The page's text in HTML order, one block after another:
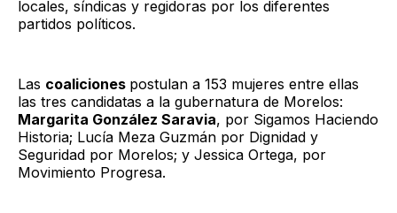
locales, síndicas y regidoras por los diferentes
partidos políticos.
Las coaliciones postulan a 153 mujeres entre ellas
las tres candidatas a la gubernatura de Morelos:
Margarita González Saravia, por Sigamos Haciendo
Historia; Lucía Meza Guzmán por Dignidad y
Seguridad por Morelos; y Jessica Ortega, por
Movimiento Progresa.